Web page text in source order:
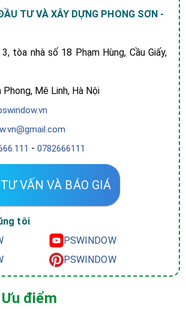
TƯ VÀ XÂY DỰNG PHONG SƠN -
tòa nhà số 18 Phạm Hùng, Cầu Giấy,
Phong, Mê Linh, Hà Nội
- 0782666111
VẤN VÀ BÁO GIÁ
tôi
PSWINDOW
PSWINDOW
điểm